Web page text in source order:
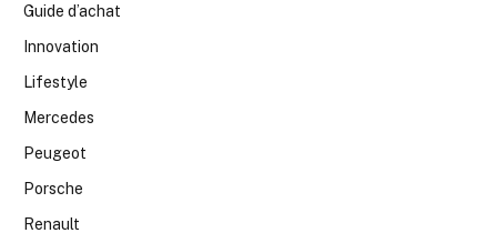
Guide d’achat
Innovation
Lifestyle
Mercedes
Peugeot
Porsche
Renault